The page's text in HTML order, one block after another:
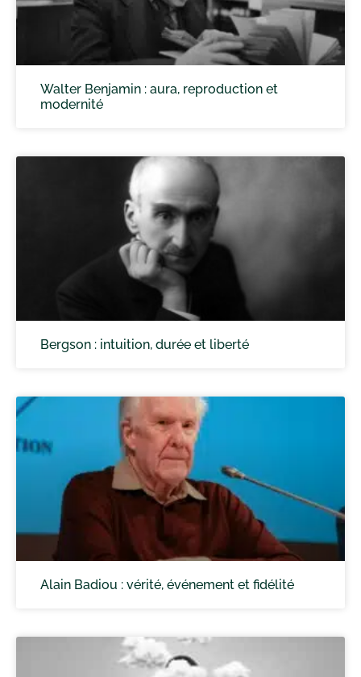
Walter Benjamin : aura, reproduction et
modernité
Bergson : intuition, durée et liberté
Alain Badiou : vérité, événement et fidélité